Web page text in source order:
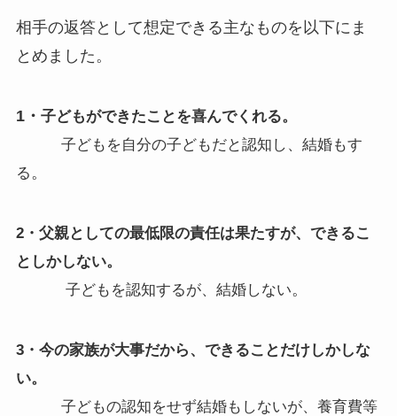
相手の返答として想定できる主なものを以下にま
とめました。
1・ 子どもができたことを喜んでくれる。
子どもを自分の子どもだと認知し、結婚もす
る 。
2・父親としての最低限の責任は果たすが、できるこ
としかしない。
子どもを認知するが、結婚しない。
3・今の家族が大事だから、できることだけしかしな
い。
子どもの認知をせず結婚もしないが、養育費等